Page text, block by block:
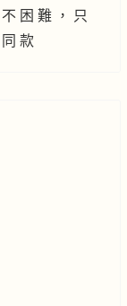
困 難 ， 只
款